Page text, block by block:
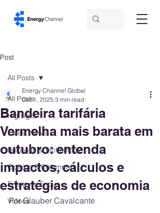
Post
All Posts
Highlight
Latest News
Business & Technology
Opinion & Columnists
Energy in Focus
Videos
All Posts
Bandeira tarifária
Vermelha mais barata em
outubro: entenda
impactos, cálculos e
estratégias de economia
Energy Channel Global
Oct 1, 2025 3 min read
Por Glauber Cavalcante